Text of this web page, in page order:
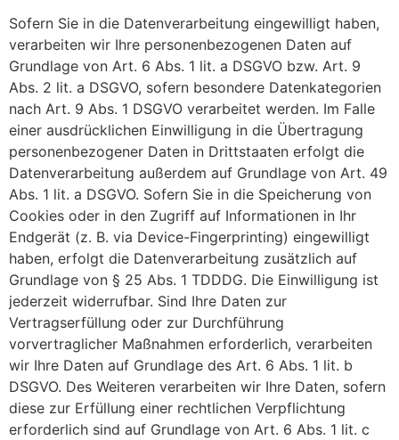
Sofern Sie in die Datenverarbeitung eingewilligt haben,
verarbeiten wir Ihre personenbezogenen Daten auf
Grundlage von Art. 6 Abs. 1 lit. a DSGVO bzw. Art. 9
Abs. 2 lit. a DSGVO, sofern besondere Datenkategorien
nach Art. 9 Abs. 1 DSGVO verarbeitet werden. Im Falle
einer ausdrücklichen Einwilligung in die Übertragung
personenbezogener Daten in Drittstaaten erfolgt die
Datenverarbeitung außerdem auf Grundlage von Art. 49
Abs. 1 lit. a DSGVO. Sofern Sie in die Speicherung von
Cookies oder in den Zugriff auf Informationen in Ihr
Endgerät (z. B. via Device-Fingerprinting) eingewilligt
haben, erfolgt die Datenverarbeitung zusätzlich auf
Grundlage von § 25 Abs. 1 TDDDG. Die Einwilligung ist
jederzeit widerrufbar. Sind Ihre Daten zur
Vertragserfüllung oder zur Durchführung
vorvertraglicher Maßnahmen erforderlich, verarbeiten
wir Ihre Daten auf Grundlage des Art. 6 Abs. 1 lit. b
DSGVO. Des Weiteren verarbeiten wir Ihre Daten, sofern
diese zur Erfüllung einer rechtlichen Verpflichtung
erforderlich sind auf Grundlage von Art. 6 Abs. 1 lit. c